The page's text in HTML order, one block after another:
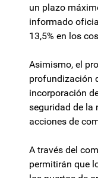
un plazo
informado
13,5% en los
Asimismo, el
profundización
incorporación
seguridad de la
acciones de
A través del
permitirán que